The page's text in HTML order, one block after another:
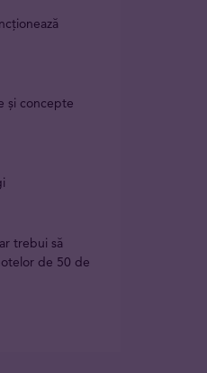
și concepte
trebui să
de 50 de